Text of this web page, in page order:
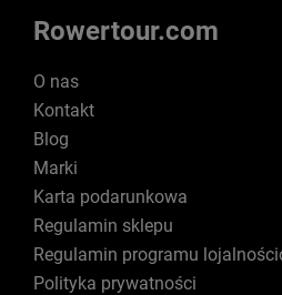
Rowertour.com
O nas
Kontakt
Blog
Marki
Karta podarunkowa
Regulamin sklepu
Regulamin programu
Polityka prywatności